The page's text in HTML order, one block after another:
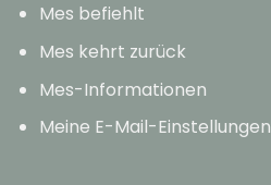
Mes befiehlt
Mes kehrt zurück
Mes-Informationen
Meine E-Mail-Einstellungen